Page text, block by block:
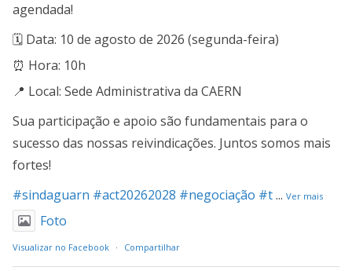
agendada!
🗓️ Data: 10 de agosto de 2026 (segunda-feira)
⏰ Hora: 10h
📍 Local: Sede Administrativa da CAERN
Sua participação e apoio são fundamentais para o
sucesso das nossas reivindicações. Juntos somos mais
fortes!
#sindaguarn #act20262028 #negociação #t... Ver mais
Foto
Visualizar no Facebook · Compartilhar